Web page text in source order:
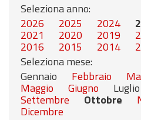
Seleziona anno:
2026
2025 2024
2021 2020 2019
2016 2015 2014
Seleziona mese:
Gennaio
Febbraio
Maggio Giugno Luglio
Settembre Ottobre
Dicembre